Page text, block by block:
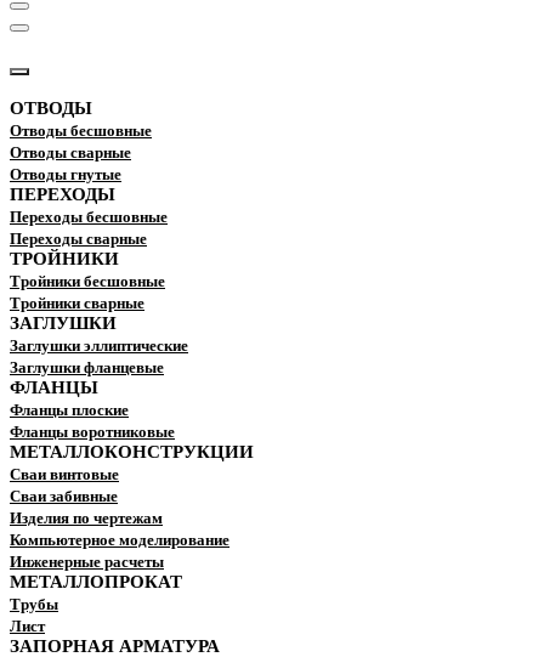
ОТВОДЫ
Отводы бесшовные
Отводы сварные
Отводы гнутые
ПЕРЕХОДЫ
Переходы бесшовные
Переходы сварные
ТРОЙНИКИ
Тройники бесшовные
Тройники сварные
ЗАГЛУШКИ
Заглушки эллиптические
Заглушки фланцевые
ФЛАНЦЫ
Фланцы плоские
Фланцы воротниковые
МЕТАЛЛОКОНСТРУКЦИИ
Сваи винтовые
Сваи забивные
Изделия по чертежам
Компьютерное моделирование
Инженерные расчеты
МЕТАЛЛОПРОКАТ
Трубы
Лист
ЗАПОРНАЯ АРМАТУРА